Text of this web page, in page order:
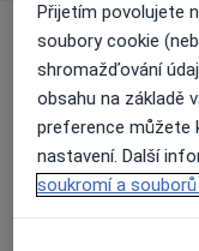
Názory
20 názorů
Přijetím povolujete
soubory cookie
shromažďování
obsahu na základě
preference můžete
nastavení. Další
soukromí a